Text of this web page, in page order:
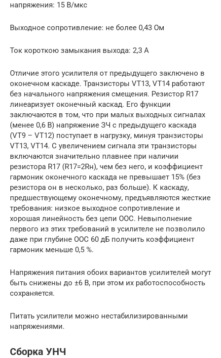
напряжения: 15 В/мкс
Выходное сопротивление: не более 0,43 Ом
Ток короткою замыкания выхода: 2,3 А
Отличие этого усилителя от предыдущего заключено в
оконечном каскаде. Транзисторы VT13, VT14 работают
без начального напряжения смещения. Резистор R17
линеаризует оконечный каскад. Его функции
заключаются в том, что при малых выходных сигналах
(менее 0,6 В) напряжение ЗЧ с предыдущего каскада
(VT9 – VT12) поступает в нагрузку, минуя транзисторы
VT13, VT14. С увеличением сигнала эти транзисторы
включаются значительно плавнее при наличии
резистора R17 (R17=2Rн), чем без него, и коэффициент
гармоник оконечного каскада не превышает 15% (без
резистора он в несколько, раз больше). К каскаду,
предшествующему оконечному, предъявляются жесткие
требования: низкое выходное сопротивление и
хорошая линейность без цепи ООС. Невыполнение
первого из этих требований в усилителе не позволило
даже при глубине ООС 60 дБ получить коэффициент
гармоник меньше 0,5 %.
Напряжения питания обоих вариантов усилителей могут
быть снижены до ±6 В, при этом их работоспособность
сохраняется.
Питать усилители можно нестабилизированными
напряжениями.
Сборка УНЧ